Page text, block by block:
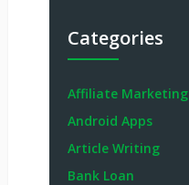
Categories
Affiliate Marketing
Android Apps
Article Writing
Bank Loan